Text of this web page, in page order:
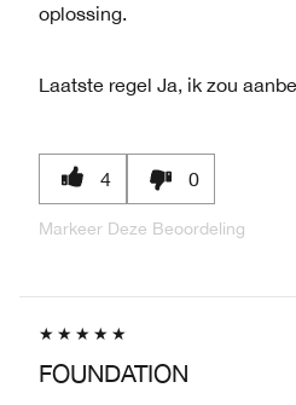
oplossing.
Laatste regel Ja, ik zou
4 0
Markeer Deze Beoordeling
FOUNDATION